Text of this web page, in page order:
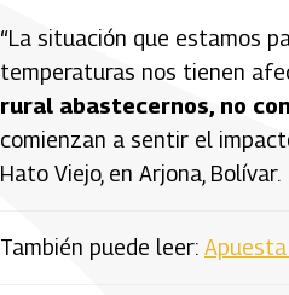
“La situación que estamos
temperaturas nos tienen
rural abastecernos, no
comienzan a sentir el
Hato Viejo, en Arjona, Bolívar.
También puede leer: